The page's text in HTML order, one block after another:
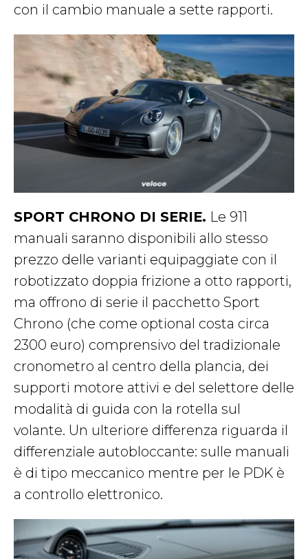
con il cambio manuale a sette rapporti.
SPORT CHRONO DI SERIE. Le 911
manuali saranno disponibili allo stesso
prezzo delle varianti equipaggiate con il
robotizzato doppia frizione a otto rapporti,
ma offrono di serie il pacchetto Sport
Chrono (che come optional costa circa
2300 euro) comprensivo del tradizionale
cronometro al centro della plancia, dei
supporti motore attivi e del selettore delle
modalità di guida con la rotella sul
volante. Un ulteriore differenza riguarda il
differenziale autobloccante: sulle manuali
è di tipo meccanico mentre per le PDK è
a controllo elettronico.